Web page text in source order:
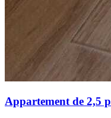
Appartement de 2,5